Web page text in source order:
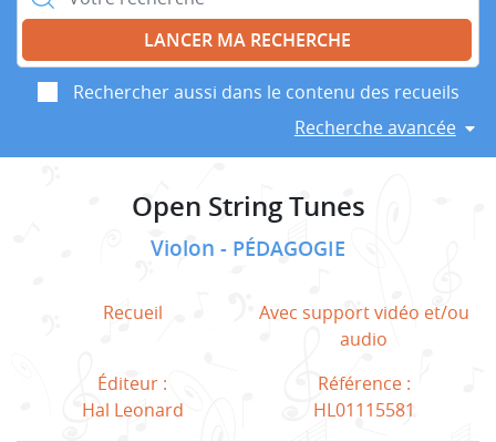
Rechercher aussi dans le contenu des recueils
Recherche avancée
Open String Tunes
Violon PÉDAGOGIE
Recueil
Avec support vidéo et/ou
audio
Éditeur :
Hal Leonard
Référence :
HL01115581